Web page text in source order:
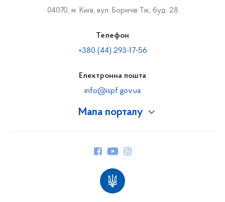
Мапа порталу
04070, м. Київ, вул. Боричів Тік, буд. 28
Телефон
+380 (44) 293-17-56
Електронна пошта
info@ispf.gov.ua